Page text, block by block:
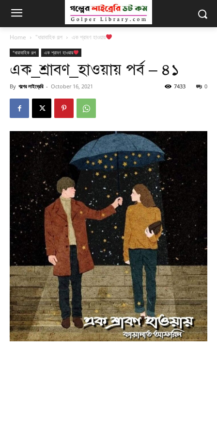
Home "ধারাবাহিক গল্প এক শ্রাবণ হাওয়ায়
"ধারাবাহিক গল্প এক শ্রাবণ হাওয়ায়
এক_শ্রাবণ_হাওয়ায় পর্ব – ৪১
By গল্পের লাইব্রেরি - October 16, 2021 0
7433